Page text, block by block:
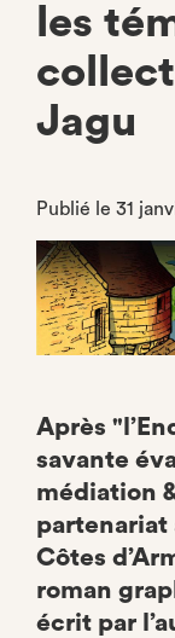
les
Jagu
Publié le 31
Après
savante
médiation
partenariat
Côtes
roman
écrit par